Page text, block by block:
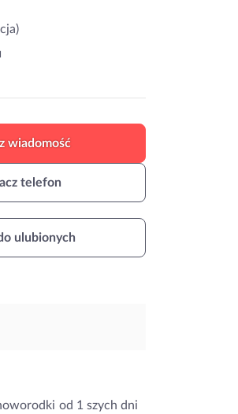
wiadomość
telefon
ulubionych
od 1 szych dni